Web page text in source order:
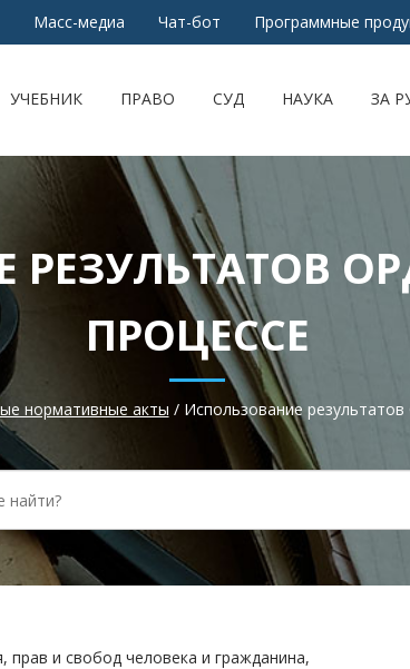
Масс-медиа Чат-бот Программные
УЧЕБНИК ПРАВО СУД НАУКА ЗА
РЕЗУЛЬТАТОВ
ПРОЦЕССЕ
нормативные акты / Использование
и свобод человека и гражданина,